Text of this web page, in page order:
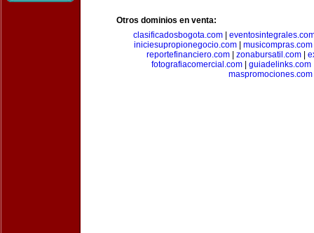
Otros dominios en venta:
clasificadosbogota.com
iniciesupropionegocio.com
musicompras.com
reportefinanciero.com| zonabursatil.com|
fotografiacomercial.com
guiadelinks.com
maspromociones.com